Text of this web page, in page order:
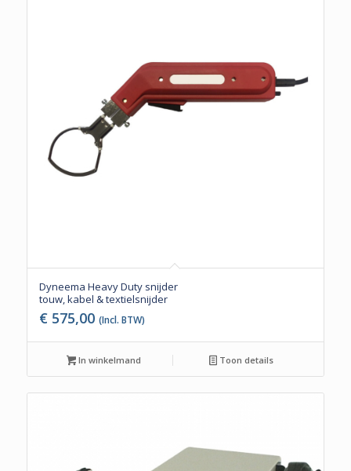
Dyneema Heavy Duty snijder
touw, kabel & textielsnijder
€ 575,00 (Incl. BTW)
In winkelmand Toon details